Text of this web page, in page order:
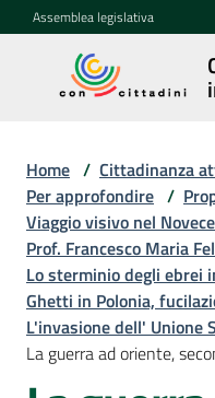
Vai al contenuto
Vai alla navigazione
Vai al footer
Assemblea legislativa
attiva in
Concittadini
Porte
aperte
in
Assemblea
Home / Cittadinanza
Per approfondire /
Viaggio visivo nel
Prof. Francesco Maria
Lo sterminio degli ebrei
Ghetti in Polonia,
L'invasione dell' Unione
La guerra ad oriente,